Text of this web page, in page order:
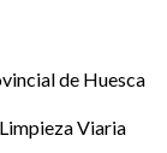
de Huesca
Viaria